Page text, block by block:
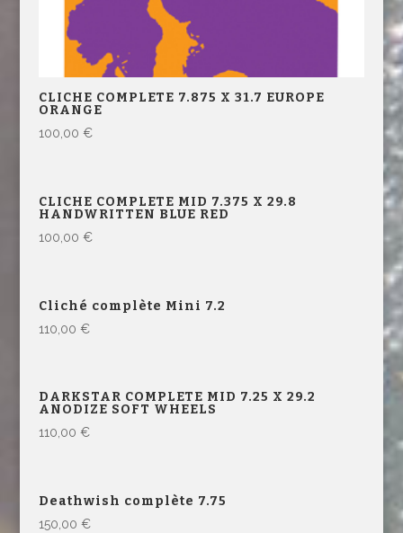
CLICHE COMPLETE 7.875 X 31.7 EUROPE
ORANGE
100,00 €
CLICHE COMPLETE MID 7.375 X 29.8
HANDWRITTEN BLUE RED
100,00 €
Cliché complète Mini 7.2
110,00 €
DARKSTAR COMPLETE MID 7.25 X 29.2
ANODIZE SOFT WHEELS
110,00 €
Deathwish complète 7.75
150,00 €